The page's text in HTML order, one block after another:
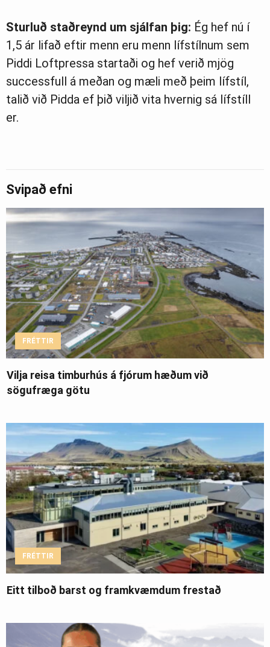
Sturluð staðreynd um sjálfan þig: Ég hef nú í
1,5 ár lifað eftir menn eru menn lífstílnum sem
Piddi Loftpressa startaði og hef verið mjög
successfull á meðan og mæli með þeim lífstíl,
talið við Pidda ef þið viljið vita hvernig sá lífstíll
er.
Svipað efni
FRÉTTIR
Vilja reisa timburhús á fjórum hæðum við
sögufræga götu
FRÉTTIR
Eitt tilboð barst og framkvæmdum frestað